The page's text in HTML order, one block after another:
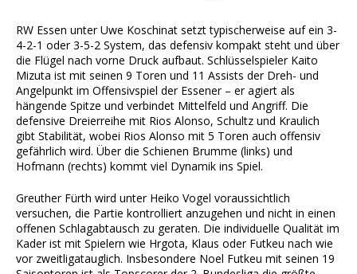
RW Essen unter Uwe Koschinat setzt typischerweise auf ein 3-
4-2-1 oder 3-5-2 System, das defensiv kompakt steht und über
die Flügel nach vorne Druck aufbaut. Schlüsselspieler Kaito
Mizuta ist mit seinen 9 Toren und 11 Assists der Dreh- und
Angelpunkt im Offensivspiel der Essener – er agiert als
hängende Spitze und verbindet Mittelfeld und Angriff. Die
defensive Dreierreihe mit Rios Alonso, Schultz und Kraulich
gibt Stabilität, wobei Rios Alonso mit 5 Toren auch offensiv
gefährlich wird. Über die Schienen Brumme (links) und
Hofmann (rechts) kommt viel Dynamik ins Spiel.
Greuther Fürth wird unter Heiko Vogel voraussichtlich
versuchen, die Partie kontrolliert anzugehen und nicht in einen
offenen Schlagabtausch zu geraten. Die individuelle Qualität im
Kader ist mit Spielern wie Hrgota, Klaus oder Futkeu nach wie
vor zweitligatauglich. Insbesondere Noel Futkeu mit seinen 19